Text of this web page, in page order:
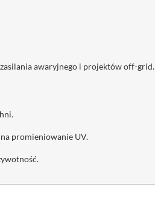
awaryjnego i projektów off-grid.
promieniowanie UV.